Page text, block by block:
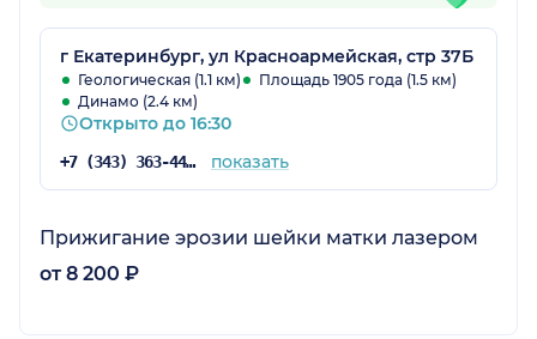
г Екатеринбург, ул Красноармейская, стр 37Б
Геологическая (1.1 км)
Площадь 1905 года (1.5 км)
Динамо (2.4 км)
Открыто до 16:30
+7 (343) 363-44-26 показать
Прижигание эрозии шейки матки лазером
от 8 200 ₽